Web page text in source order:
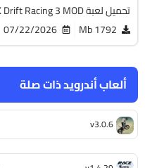
ألعاب أندرويد ذات صلة
v3.0.6
تحميل لعبة CarX Drift Racing 3 MOD | عش تجربة الانجراف الحقيقي
1792 Mb
07/22/2026